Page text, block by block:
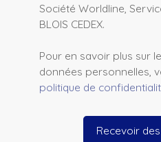
Société Worldline,
BLOIS CEDEX.
Pour en savoir plus sur
données personnelles,
politique de
Recevoir